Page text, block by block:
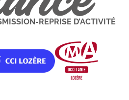
REPRISE D’ACTIVITÉ